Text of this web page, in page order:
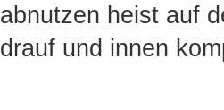
abnutzen heist auf
drauf und innen